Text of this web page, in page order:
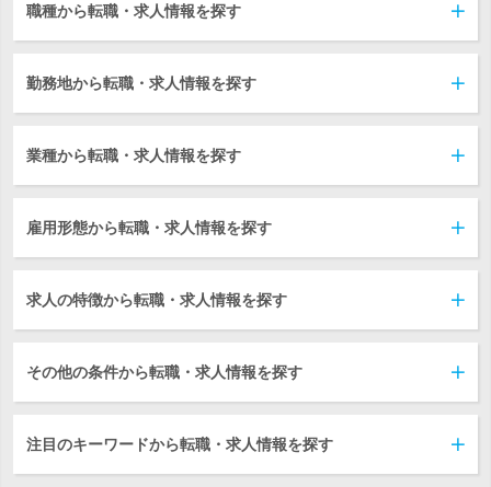
職種から転職・求人情報を探す
勤務地から転職・求人情報を探す
業種から転職・求人情報を探す
雇用形態から転職・求人情報を探す
求人の特徴から転職・求人情報を探す
その他の条件から転職・求人情報を探す
注目のキーワードから転職・求人情報を探す